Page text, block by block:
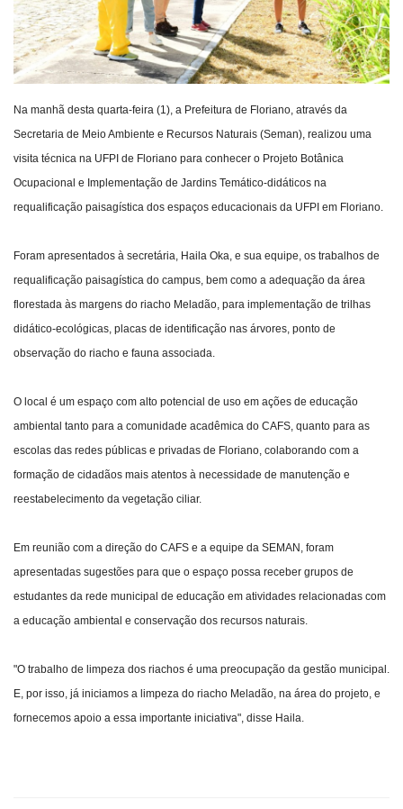
Na manhã desta quarta-feira (1), a Prefeitura de Floriano, através da
Secretaria de Meio Ambiente e Recursos Naturais (Seman), realizou uma
visita técnica na UFPI de Floriano para conhecer o Projeto Botânica
Ocupacional e Implementação de Jardins Temático-didáticos na
requalificação paisagística dos espaços educacionais da UFPI em Floriano.
Foram apresentados à secretária, Haila Oka, e sua equipe, os trabalhos de
requalificação paisagística do campus, bem como a adequação da área
florestada às margens do riacho Meladão, para implementação de trilhas
didático-ecológicas, placas de identificação nas árvores, ponto de
observação do riacho e fauna associada.
O local é um espaço com alto potencial de uso em ações de educação
ambiental tanto para a comunidade acadêmica do CAFS, quanto para as
escolas das redes públicas e privadas de Floriano, colaborando com a
formação de cidadãos mais atentos à necessidade de manutenção e
reestabelecimento da vegetação ciliar.
Em reunião com a direção do CAFS e a equipe da SEMAN, foram
apresentadas sugestões para que o espaço possa receber grupos de
estudantes da rede municipal de educação em atividades relacionadas com
a educação ambiental e conservação dos recursos naturais.
"O trabalho de limpeza dos riachos é uma preocupação da gestão municipal.
E, por isso, já iniciamos a limpeza do riacho Meladão, na área do projeto, e
fornecemos apoio a essa importante iniciativa", disse Haila.